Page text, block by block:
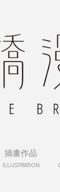
插畫作品
ILLUSTRATION